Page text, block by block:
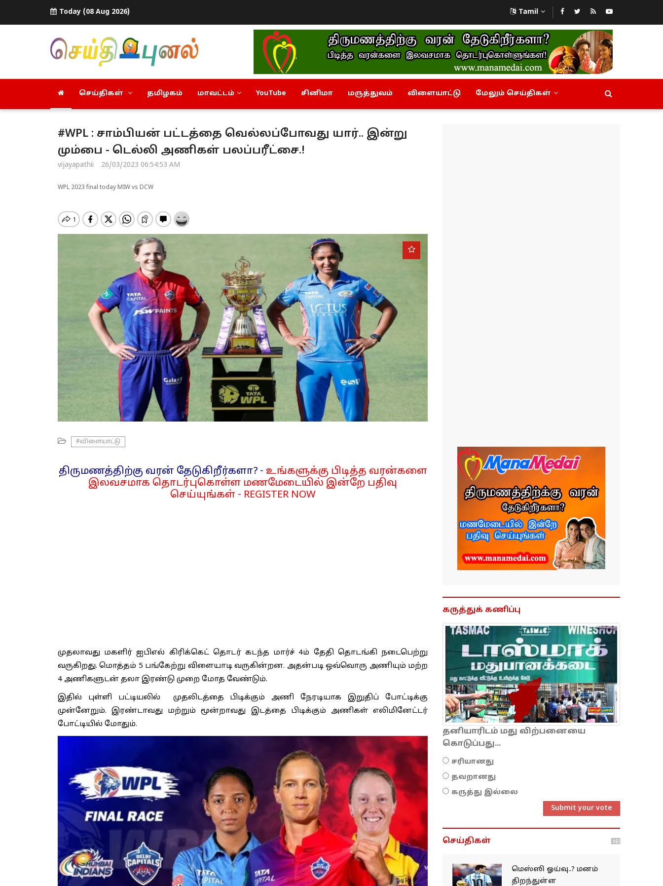
Today (08 Aug 2026) Tamil
செய்திகள் தமிழகம் மாவட்டம் YouTube சினிமா மருத்துவம் விளையாட்டு மேலும் செய்திகள்
#WPL : சாம்பியன் பட்டத்தை வெல்லப்போவது யார்.. இன்று
மும்பை - டெல்லி அணிகள் பலப்பரீட்சை.!
vijayapathii 26/03/2023 06:54:53 AM
WPL 2023 final today MIW vs DCW
#விளையாட்டு
திருமணத்திற்கு வரன் தேடுகிறீர்களா? - உங்களுக்கு பிடித்த வரன்களை
இலவசமாக தொடர்புகொள்ள மணமேடையில் இன்றே பதிவு
செய்யுங்கள் - REGISTER NOW
முதலாவது மகளிர் ஐபிஎல் கிரிக்கெட் தொடர் கடந்த மார்ச் 4ம் தேதி தொடங்கி நடைபெற்று
வருகிறது. மொத்தம் 5 பங்கேற்று விளையாடி வருகின்றன. அதன்படி ஒவ்வொரு அணியும் மற்ற
4 அணிகளுடன் தலா இரண்டு முறை மோத வேண்டும்.
இதில் புள்ளி பட்டியலில் முதலிடத்தை பிடிக்கும் அணி நேரடியாக இறுதிப் போட்டிக்கு
முன்னேறும். இரண்டாவது மற்றும் மூன்றாவது இடத்தை பிடிக்கும் அணிகள் எலிமினேட்டர்
போட்டியில் மோதும்.
கருத்துக் கணிப்பு
தனியாரிடம் மது விற்பனையை
கொடுப்பது...
சரியானது
தவறானது
கருத்து இல்லை
Submit your vote
செய்திகள்
மெஸ்ஸி ஓய்வு..? மனம்
திறந்துள்ள